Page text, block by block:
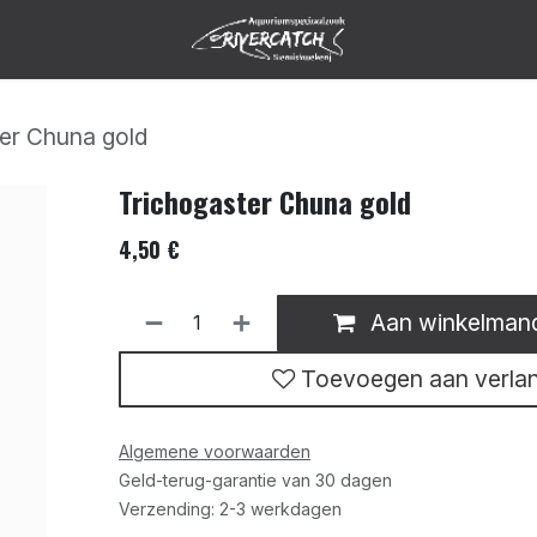
Chuna gold
Trichogaster Chuna gold
4,50 €
Aan
Toevoegen aan
Algemene voorwaarden
Geld-terug-garantie van 30 dagen
Verzending: 2-3 werkdagen